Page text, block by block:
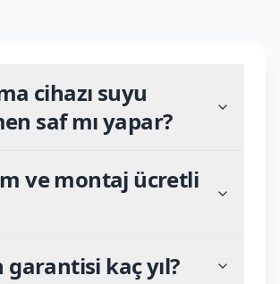
cihazı suyu
saf mı yapar?
ve montaj ücretli
garantisi kaç yıl?